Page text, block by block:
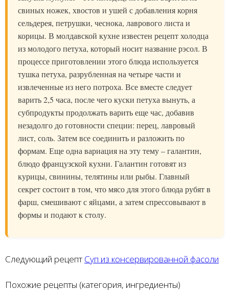
свиных ножек, хвостов и ушей с добавления корня
сельдерея, петрушки, чеснока, лаврового листа и
корицы. В молдавской кухне известен рецепт холодца
из молодого петуха, который носит название рэсол. В
процессе приготовлении этого блюда используется
тушка петуха, разрубленная на четыре части и
извлеченные из него потроха. Все вместе следует
варить 2,5 часа, после чего куски петуха вынуть, а
субпродукты продолжать варить еще час, добавив
незадолго до готовности специи: перец, лавровый
лист, соль. Затем все соединить и разложить по
формам. Еще одна вариация на эту тему – галантин,
блюдо французской кухни. Галантин готовят из
курицы, свинины, телятины или рыбы. Главный
секрет состоит в том, что мясо для этого блюда рубят в
фарш, смешивают с яйцами, а затем спрессовывают в
формы и подают к столу.
Следующий рецепт Суп из консервированной фасоли
Похожие рецепты (категория, ингредиенты)